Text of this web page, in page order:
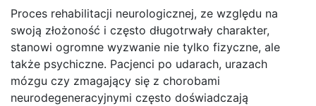
Proces rehabilitacji neurologicznej, ze względu na
swoją złożoność i często długotrwały charakter,
stanowi ogromne wyzwanie nie tylko fizyczne, ale
także psychiczne. Pacjenci po udarach, urazach
mózgu czy zmagający się z chorobami
neurodegeneracyjnymi często doświadczają